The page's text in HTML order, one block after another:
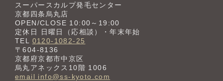
スーパースカルプ発毛センター
京都四条烏丸店
OPEN/CLOSE 10:00～19:00
定休日 日曜日（応相談）・年末年始
TEL 0120-1082-25
〒604-8136
京都府京都市中京区
烏丸アネックス10階 1006
email info@ss-kyoto.com